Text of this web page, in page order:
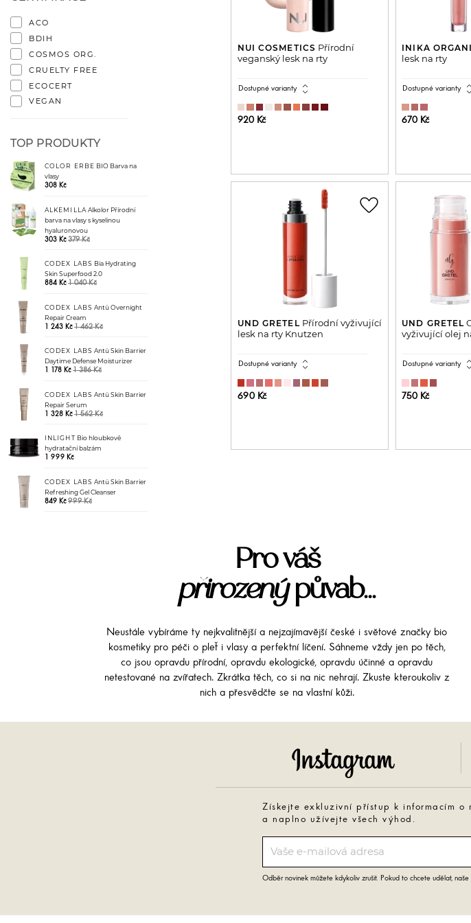
ACO
BDIH
COSMOS ORG.
CRUELTY FREE
ECOCERT
VEGAN
TOP PRODUKTY
COLOR ERBE BIO Barva na
vlasy
308 Kč
ALKEMILLA Alkolor Přírodní
barva na vlasy s kyselinou
hyaluronovou
303 Kč 379 Kč
CODEX LABS Bia Hydrating
Skin Superfood 2.0
884 Kč 1 040 Kč
CODEX LABS Antü Overnight
Repair Cream
1 243 Kč 1 462 Kč
CODEX LABS Antü Skin Barrier
Daytime Defense Moisturizer
1 178 Kč 1 386 Kč
CODEX LABS Antü Skin Barrier
Repair Serum
1 328 Kč 1 562 Kč
INLIGHT Bio hloubkově
hydratační balzám
1 999 Kč
CODEX LABS Antü Skin Barrier
Refreshing Gel Cleanser
849 Kč 999 Kč
NUI COSMETICS Přírodní
veganský lesk na rty
Dostupné varianty expand_all
920 Kč
INIKA
lesk na rty
Dostupné varianty expand_all
670 Kč
UND GRETEL Přírodní vyživující
lesk na rty Knutzen
Dostupné varianty expand_all
690 Kč
favorite_border
UND GRETEL
vyživující olej
Dostupné varianty expand_all
750 Kč
Pro váš
přirozenýpůvab...
Neustále vybíráme ty nejkvalitnější a nejzajímavější české i světové značky bio
kosmetiky pro péči o pleť i vlasy a perfektní líčení. Sáhneme vždy jen po těch,
co jsou opravdu přírodní, opravdu ekologické, opravdu účinné a opravdu
netestované na zvířatech. Zkrátka těch, co si na nic nehrají. Zkuste kteroukoliv z
nich a přesvědčte se na vlastní kůži.
Získejte exkluzivní přístup k informacím o
a naplno užívejte všech výhod.
Odběr novinek můžete kdykoliv zrušit. Pokud to chcete udělat,